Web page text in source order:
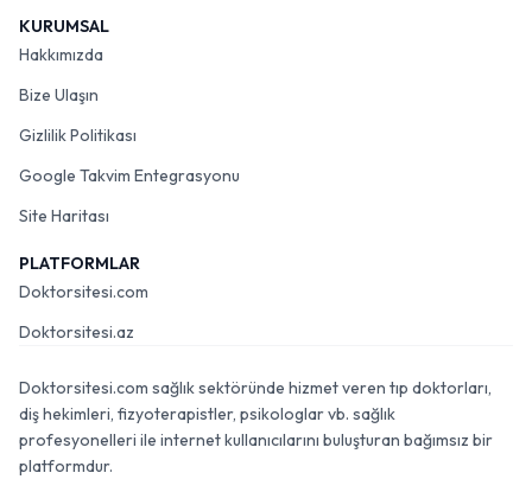
KURUMSAL
Hakkımızda
Bize Ulaşın
Gizlilik Politikası
Google Takvim Entegrasyonu
Site Haritası
PLATFORMLAR
Doktorsitesi.com
Doktorsitesi.az
Doktorsitesi.com sağlık sektöründe hizmet veren tıp doktorları,
diş hekimleri, fizyoterapistler, psikologlar vb. sağlık
profesyonelleri ile internet kullanıcılarını buluşturan bağımsız bir
platformdur.